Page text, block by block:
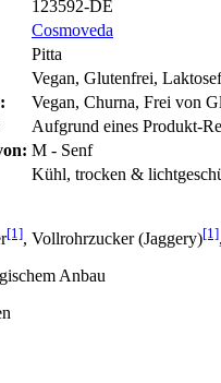
123592-DE
Cosmoveda
Pitta
Vegan, Glutenfrei,
Vegan, Churna, Frei von
Aufgrund eines Produkt-
M - Senf
Kühl, trocken &
[1], Vollrohrzucker (Jaggery)[1]
Anbau